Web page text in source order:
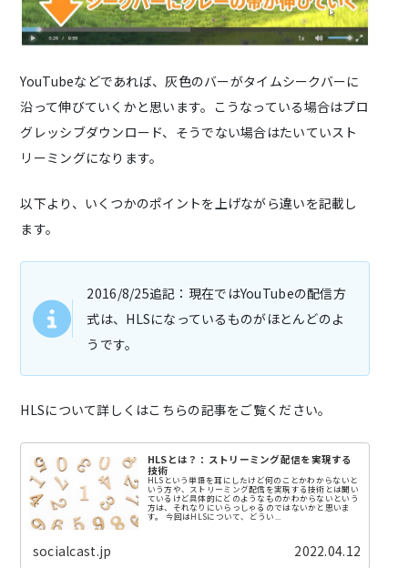
YouTubeなどであれば、灰色のバーがタイムシークバーに
沿って伸びていくかと思います。こうなっている場合はプロ
グレッシブダウンロード、そうでない場合はたいていスト
リーミングになります。
以下より、いくつかのポイントを上げながら違いを記載し
ます。
2016/8/25追記：現在ではYouTubeの配信方
式は、HLSになっているものがほとんどのよ
うです。
HLSについて詳しくはこちらの記事をご覧ください。
HLSとは？：ストリーミング配信を実現する
技術
HLSという単語を耳にしたけど何のことかわからないと
いう方や、ストリーミング配信を実現する技術とは聞い
ているけど具体的にどのようなものかわからないという
方は、それなりにいらっしゃるのではないかと思いま
す。 今回はHLSについて、どうい...
socialcast.jp 2022.04.12